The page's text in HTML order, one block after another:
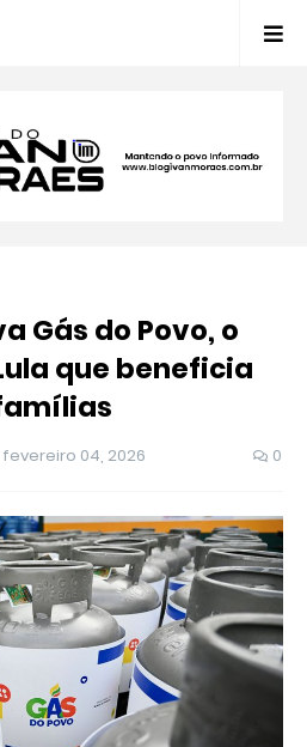
Gás do Povo, o
que beneficia
fevereiro 04, 2026 0